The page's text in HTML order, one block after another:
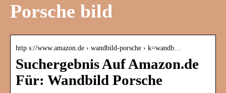
Porsche bild
http s://www.amazon.de › wandbild-porsche › k=wandb…
Suchergebnis Auf Amazon.de
Für: Wandbild Porsche